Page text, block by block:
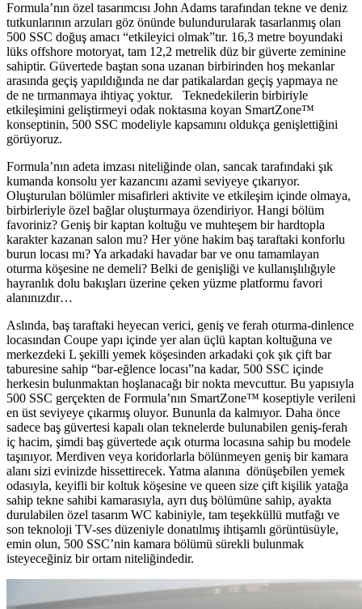
Formula’nın özel tasarımcısı John Adams tarafından tekne ve deniz
tutkunlarının arzuları göz önünde bulundurularak tasarlanmış olan
500 SSC doğuş amacı “etkileyici olmak”tır. 16,3 metre boyundaki
lüks offshore motoryat, tam 12,2 metrelik düz bir güverte zeminine
sahiptir. Güvertede baştan sona uzanan birbirinden hoş mekanlar
arasında geçiş yapıldığında ne dar patikalardan geçiş yapmaya ne
de ne tırmanmaya ihtiyaç yoktur.
Teknedekilerin birbiriyle
etkileşimini geliştirmeyi odak noktasına koyan SmartZone™
konseptinin, 500 SSC modeliyle kapsamını oldukça genişlettiğini
görüyoruz.
Formula’nın adeta imzası niteliğinde olan, sancak tarafındaki şık
kumanda konsolu yer kazancını azami seviyeye çıkarıyor.
Oluşturulan bölümler misafirleri aktivite ve etkileşim içinde olmaya,
birbirleriyle özel bağlar oluşturmaya özendiriyor. Hangi bölüm
favoriniz? Geniş bir kaptan koltuğu ve muhteşem bir hardtopla
karakter kazanan salon mu? Her yöne hakim baş taraftaki konforlu
burun locası mı? Ya arkadaki havadar bar ve onu tamamlayan
oturma köşesine ne demeli? Belki de genişliği ve kullanışlılığıyle
hayranlık dolu bakışları üzerine çeken yüzme platformu favori
alanınızdır…
Aslında, baş taraftaki heyecan verici, geniş ve ferah oturma-dinlence
locasından Coupe yapı içinde yer alan üçlü kaptan koltuğuna ve
merkezdeki L şekilli yemek köşesinden arkadaki çok şık çift bar
taburesine sahip “bar-eğlence locası”na kadar, 500 SSC içinde
herkesin bulunmaktan hoşlanacağı bir nokta mevcuttur. Bu yapısıyla
500 SSC gerçekten de Formula’nın SmartZone™ koseptiyle verileni
en üst seviyeye çıkarmış oluyor. Bununla da kalmıyor. Daha önce
sadece baş güvertesi kapalı olan teknelerde bulunabilen geniş-ferah
iç hacim, şimdi baş güvertede açık oturma locasına sahip bu modele
taşınıyor. Merdiven veya koridorlarla bölünmeyen geniş bir kamara
alanı sizi evinizde hissettirecek. Yatma alanına dönüşebilen yemek
odasıyla, keyifli bir koltuk köşesine ve queen size çift kişilik yatağa
sahip tekne sahibi kamarasıyla, ayrı duş bölümüne sahip, ayakta
durulabilen özel tasarım WC kabiniyle, tam teşekküllü mutfağı ve
son teknoloji TV-ses düzeniyle donatılmış ihtişamlı görüntüsüyle,
emin olun, 500 SSC’nin kamara bölümü sürekli bulunmak
isteyeceğiniz bir ortam niteliğindedir.